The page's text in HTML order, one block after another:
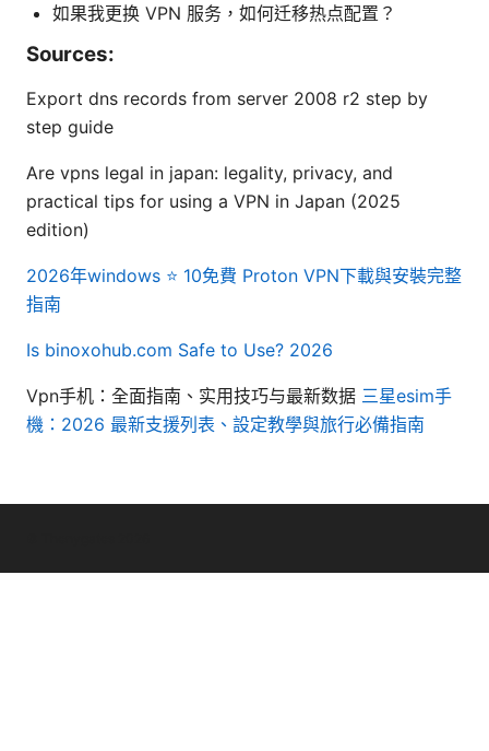
如果我更换 VPN 服务，如何迁移热点配置？
Sources:
Export dns records from server 2008 r2 step by
step guide
Are vpns legal in japan: legality, privacy, and
practical tips for using a VPN in Japan (2025
edition)
2026年windows ⭐ 10免費 Proton VPN下載與安裝完整
指南
Is binoxohub.com Safe to Use? 2026
Vpn手机：全面指南、实用技巧与最新数据 三星esim手
機：2026 最新支援列表、設定教學與旅行必備指南